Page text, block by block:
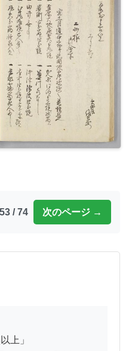
/ 74 次のページ →